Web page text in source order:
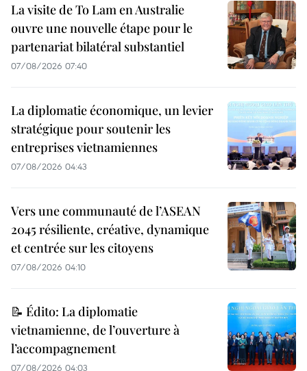
La visite de To Lam en Australie
ouvre une nouvelle étape pour le
partenariat bilatéral substantiel
07/08/2026 07:40
La diplomatie économique, un levier
stratégique pour soutenir les
entreprises vietnamiennes
07/08/2026 04:43
Vers une communauté de l’ASEAN
2045 résiliente, créative, dynamique
et centrée sur les citoyens
07/08/2026 04:10
📝 Édito: La diplomatie
vietnamienne, de l’ouverture à
l’accompagnement
07/08/2026 04:03